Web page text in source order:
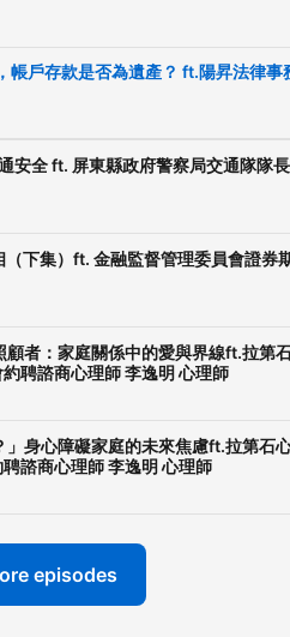
金鐘罩] 主持人：欣伶
刑事警察局警員分享最
寶典] 主持人：Amy
實的案例，讓您為自己
的安全把關
五
乎你知] 主持人：Jacky
權益知識，讓您聰明消費
帳戶存款是否為遺產？ ft.陽昇法律事
安全 ft. 屏東縣政府警察局交通隊隊長
下集）ft. 金融監督管理委員會證券
者：家庭關係中的愛與界線ft.拉第
聘諮商心理師 李逸明 心理師
身心障礙家庭的未來焦慮ft.拉第石
諮商心理師 李逸明 心理師
episodes